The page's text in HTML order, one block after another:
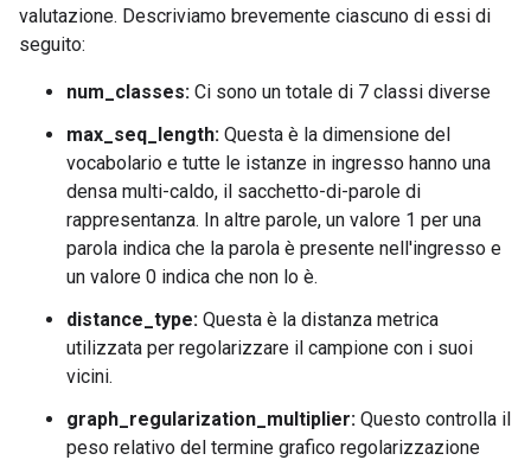
valutazione. Descriviamo brevemente ciascuno di essi di
seguito:
num_classes: Ci sono un totale di 7 classi diverse
max_seq_length: Questa è la dimensione del
vocabolario e tutte le istanze in ingresso hanno una
densa multi-caldo, il sacchetto-di-parole di
rappresentanza. In altre parole, un valore 1 per una
parola indica che la parola è presente nell'ingresso e
un valore 0 indica che non lo è.
distance_type: Questa è la distanza metrica
utilizzata per regolarizzare il campione con i suoi
vicini.
graph_regularization_multiplier: Questo controlla il
peso relativo del termine grafico regolarizzazione